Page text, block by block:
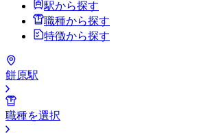
駅から探す
職種から探す
特徴から探す
餅原駅
職種を選択